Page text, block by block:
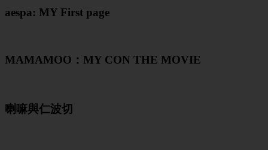
aespa: MY First page
MAMAMOO：MY CON THE MOVIE
喇嘛與仁波切